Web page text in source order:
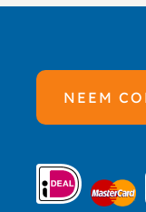
NEEM